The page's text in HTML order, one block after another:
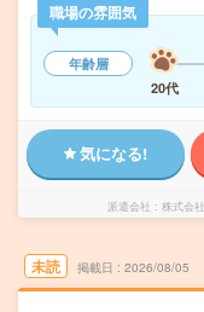
職場の雰囲気
年齢層
20代
気になる!
派遣会社 株式会
未読 掲載日 2026/08/05